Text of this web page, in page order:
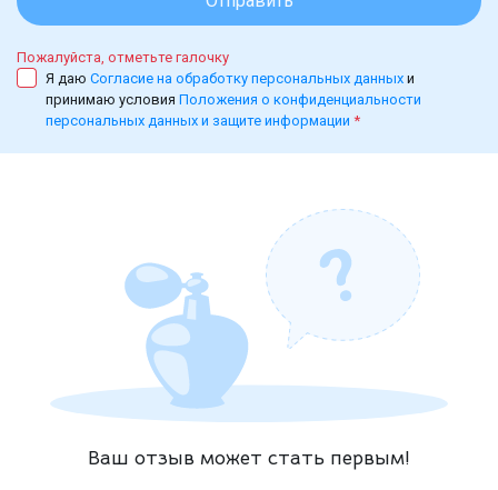
Пожалуйста, отметьте галочку
Я даю Согласие на обработку персональных данных и
принимаю условия Положения о конфиденциальности
персональных данных и защите информации *
Ваш отзыв может стать первым!